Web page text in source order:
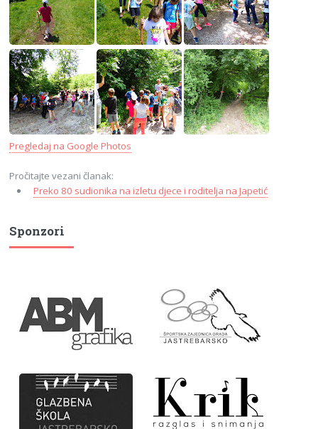
Pregledaj na Google Photos
Pročitajte vezani članak:
Preko 80 sudionika na izletu djece i roditelja na Japetić
Sponzori